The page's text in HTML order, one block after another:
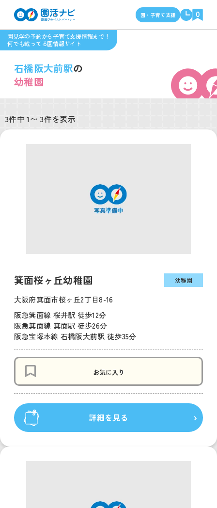
園見学の予約から子育て支援情報まで！
何でも載ってる園情報サイト
園・子育て支援 0
石橋阪大前駅の
幼稚園
3件中 1〜 3件を表示
箕面桜ヶ丘幼稚園 幼稚園
大阪府箕面市桜ヶ丘2丁目8-16
阪急箕面線 桜井駅 徒歩12分
阪急箕面線 箕面駅 徒歩26分
阪急宝塚本線 石橋阪大前駅 徒歩35分
お気に入り
詳細を見る